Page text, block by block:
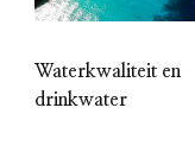
Waterkwaliteit en
drinkwater